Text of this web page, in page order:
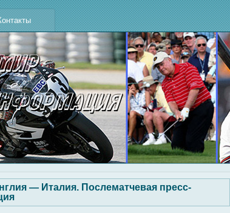
— Италия. Послематчевая пресс-